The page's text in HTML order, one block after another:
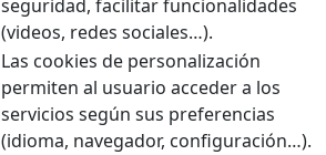
seguridad, facilitar funcionalidades
(videos, redes sociales…).
Las cookies de personalización
permiten al usuario acceder a los
servicios según sus preferencias
(idioma, navegador, configuración…).